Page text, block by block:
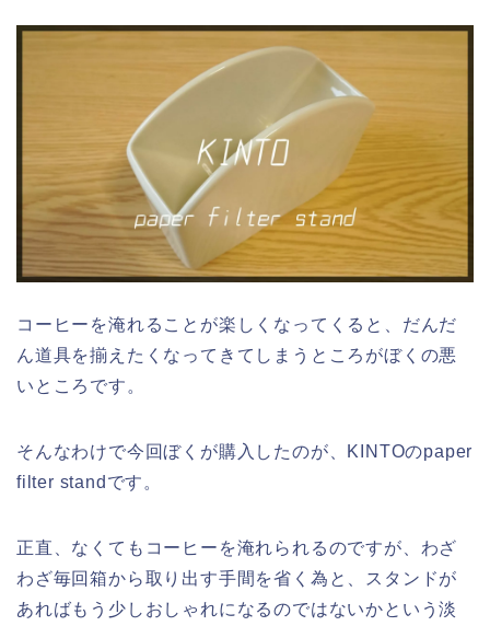
コーヒーを淹れることが楽しくなってくると、だんだ
ん道具を揃えたくなってきてしまうところがぼくの悪
いところです。
そんなわけで今回ぼくが購入したのが、KINTOのpaper
filter standです。
正直、なくてもコーヒーを淹れられるのですが、わざ
わざ毎回箱から取り出す手間を省く為と、スタンドが
あればもう少しおしゃれになるのではないかという淡